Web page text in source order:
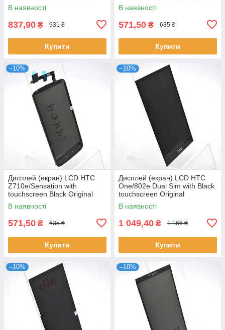
В наявності
837,90 ₴ 931 ₴
Купити
В наявності
571,50 ₴ 635 ₴
Купити
–10%
Дисплей (екран) LCD HTC
Z710e/Sensation with
touchscreen Black Original
В наявності
571,50 ₴ 635 ₴
Купити
–10%
Дисплей (екран) LCD HTC
One/802e Dual Sim with Black
touchscreen Original
В наявності
1 049,40 ₴ 1 166 ₴
Купити
–10% –10%